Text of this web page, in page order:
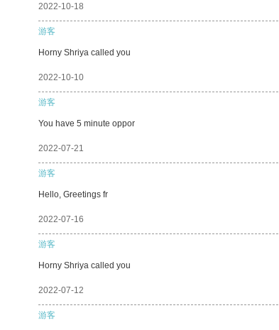
2022-10-18
游客
Horny Shriya called you
2022-10-10
游客
You have 5 minute oppor
2022-07-21
游客
Hello, Greetings fr
2022-07-16
游客
Horny Shriya called you
2022-07-12
游客